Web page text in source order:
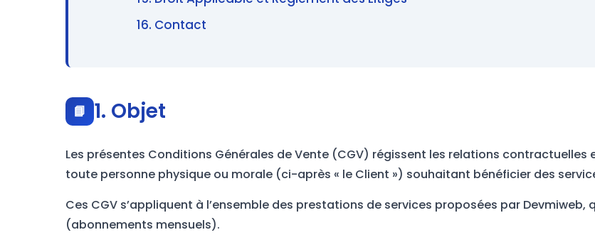
16. Contact
📘 1. Objet
Les présentes Conditions Générales de Vente (CGV) régissent les relations contractuelles
toute personne physique ou morale (ci-après « le Client ») souhaitant bénéficier des
Ces CGV s’appliquent à l’ensemble des prestations de services proposées par
(abonnements mensuels).